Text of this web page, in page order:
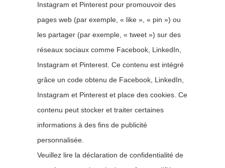
Instagram et Pinterest pour promouvoir des
pages web (par exemple, « like », « pin ») ou
les partager (par exemple, « tweet ») sur des
réseaux sociaux comme Facebook, LinkedIn,
Instagram et Pinterest. Ce contenu est intégré
grâce un code obtenu de Facebook, LinkedIn,
Instagram et Pinterest et place des cookies. Ce
contenu peut stocker et traiter certaines
informations à des fins de publicité
personnalisée.
Veuillez lire la déclaration de confidentialité de